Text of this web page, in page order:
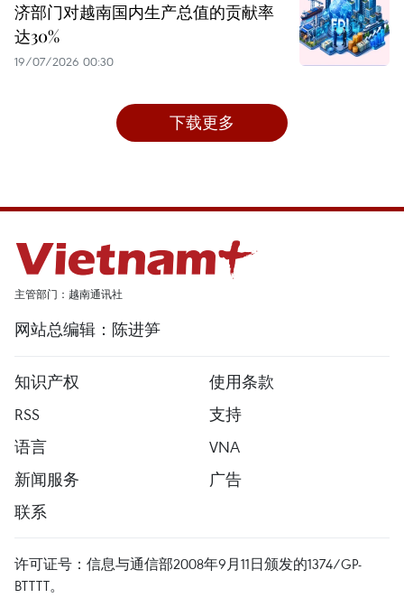
济部门对越南国内生产总值的贡献率
达30%
19/07/2026 00:30
下载更多
主管部门：越南通讯社
网站总编辑：陈进笋
知识产权
使用条款
RSS
支持
语言
VNA
新闻服务
广告
联系
许可证号：信息与通信部2008年9月11日颁发的1374/GP-
BTTTT。